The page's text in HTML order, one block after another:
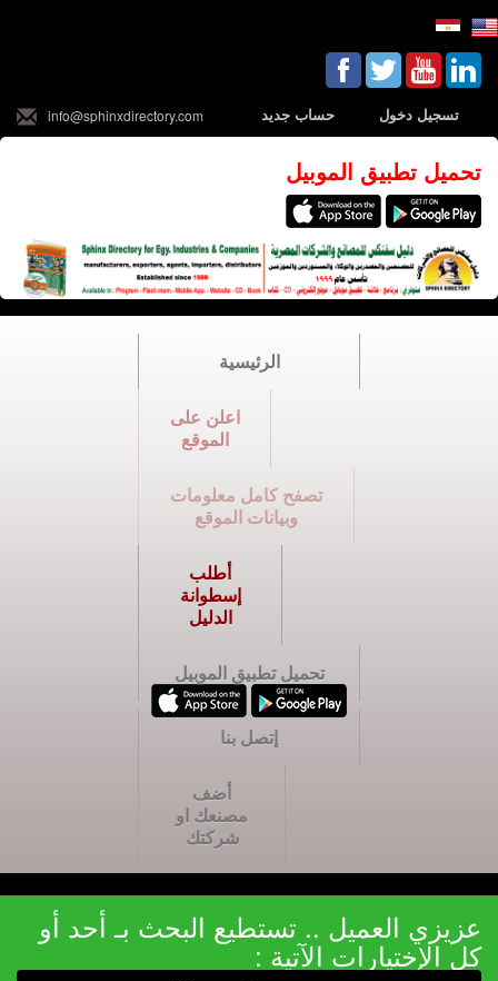
تسجيل دخول حساب جديد info@sphinxdirectory.com
تحميل تطبيق الموبيل
الرئيسية
اعلن على
الموقع
تصفح كامل معلومات
وبيانات الموقع
أطلب
إسطوانة
الدليل
تحميل تطبيق الموبيل
إتصل بنا
أضف
مصنعك او
شركتك
عزيزي العميل .. تستطيع البحث بـ أحد أو
كل الإختيارات الآتية :